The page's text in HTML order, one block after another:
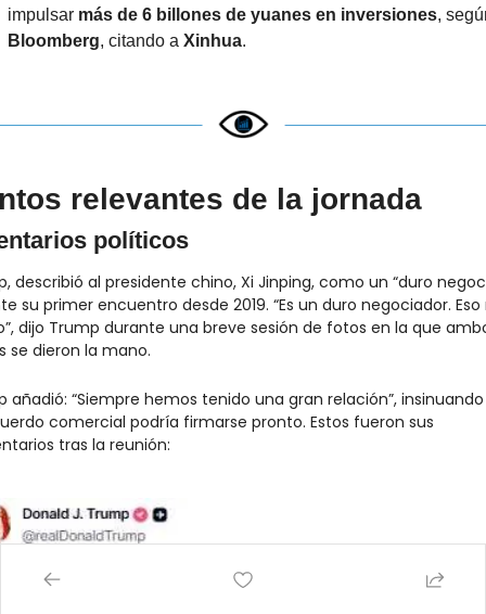
impulsar más de 6 billones de yuanes en inversiones
Bloomberg, citando a Xinhua.
relevantes de la jornada
políticos
describió al presidente chino, Xi Jinping, como un “duro
su primer encuentro desde 2019. “Es un duro negociador. Eso
dijo Trump durante una breve sesión de fotos en la que
se dieron la mano.
añadió: “Siempre hemos tenido una gran relación”,
comercial podría firmarse pronto. Estos fueron sus
tras la reunión: